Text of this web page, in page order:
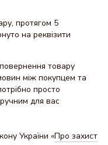
протягом 5
на реквізити
товару
між покупцем та
просто
для вас
України «Про захист